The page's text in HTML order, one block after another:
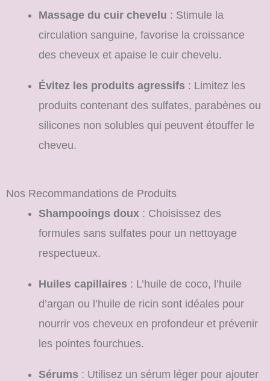
Massage du cuir chevelu : Stimule la
circulation sanguine, favorise la croissance
des cheveux et apaise le cuir chevelu.
Évitez les produits agressifs : Limitez les
produits contenant des sulfates, parabènes ou
silicones non solubles qui peuvent étouffer le
cheveu.
Nos Recommandations de Produits
Shampooings doux : Choisissez des
formules sans sulfates pour un nettoyage
respectueux.
Huiles capillaires : L’huile de coco, l’huile
d’argan ou l’huile de ricin sont idéales pour
nourrir vos cheveux en profondeur et prévenir
les pointes fourchues.
Sérums : Utilisez un sérum léger pour ajouter